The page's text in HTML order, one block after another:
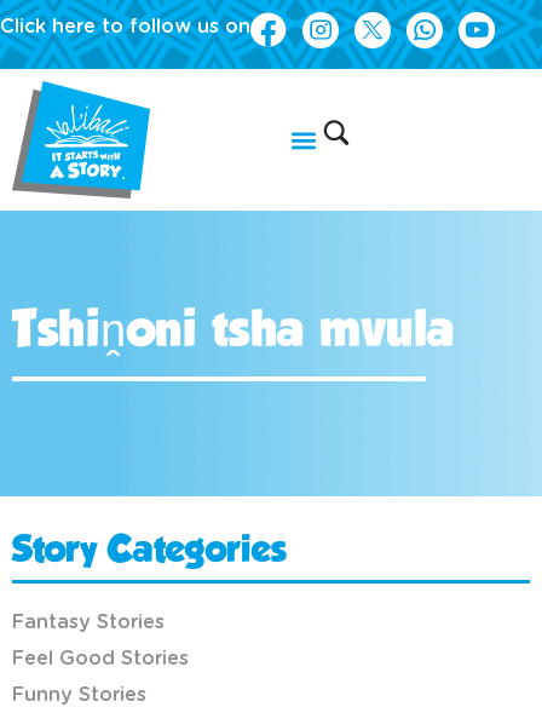
Click here to follow us on
Tshiṋoni tsha mvula
Story Categories
Fantasy Stories
Feel Good Stories
Funny Stories